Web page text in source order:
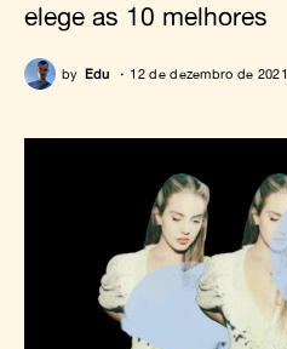
elege as 10 melhores
by Edu 12 de dezembro de 2021